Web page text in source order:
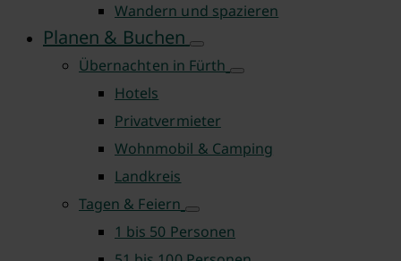
Wandern und spazieren
Planen & Buchen
Übernachten in Fürth
Hotels
Privatvermieter
Wohnmobil & Camping
Landkreis
Tagen & Feiern
1 bis 50 Personen